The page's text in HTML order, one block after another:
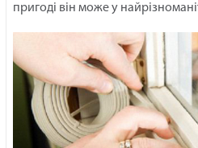
пригоді він може у